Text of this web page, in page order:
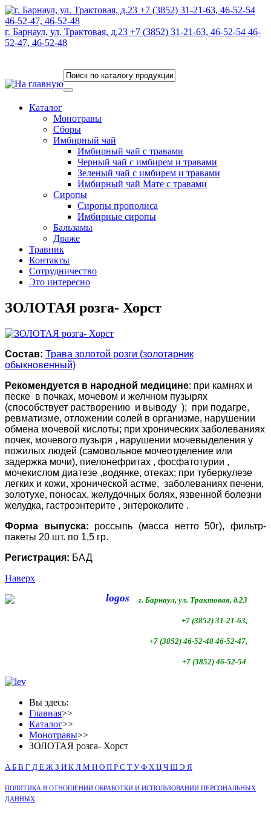
г. Барнаул, ул. Трактовая, д.23 +7 (3852) 31-21-63, 46-52-54 46-
52-47, 46-52-48
Каталог
Монотравы
Сборы
Имбирный чай
Имбирный чай с травами
Черный чай с имбирем и травами
Зеленый чай с имбирем и травами
Имбирный чай Мате с травами
Сиропы
Сиропы прополиса
Имбирные сиропы
Бальзамы
Драже
Травник
Контакты
Сотрудничество
Это интересно
ЗОЛОТАЯ розга- Хорст
Состав: Трава золотой розги (золотарник
обыкновенный)
Рекомендуется в народной медицине: при камнях и
песке в почках, мочевом и желчном пузырях
(способствует растворению и выводу ); при подагре,
ревматизме, отложении солей в организме, нарушении
обмена мочевой кислоты; при хронических заболеваниях
почек, мочевого пузыря , нарушении мочевыделения у
пожилых людей (самовольное мочеотделение или
задержка мочи), пиелонефритах , фосфатотурии ,
мочекислом диатезе ,водянке, отеках; при туберкулезе
легких и кожи, хронической астме, заболеваниях печени,
золотухе, поносах, желудочных болях, язвенной болезни
желудка, гастроэнтерите , энтероколите .
Форма выпуска: россыпь (масса нетто 50г), фильтр-
пакеты 20 шт. по 1,5 гр.
Регистрация: БАД
Наверх
г. Барнаул, ул. Трактовая, д.23
+7 (3852) 31-21-63,
+7 (3852) 46-52-48 46-52-47,
+7 (3852) 46-52-54
Вы здесь:
Главная>>
Каталог>>
Монотравы>>
ЗОЛОТАЯ розга- Хорст
А Б В Г Д Е Ж З И К Л М Н О П Р С Т У Ф Х Ц Ч Ш Э Я
ПОЛИТИКА В ОТНОШЕНИИ ОБРАБОТКИ И ИСПОЛЬЗОВАНИИ ПЕРСОНАЛЬНЫХ
ДАННЫХ